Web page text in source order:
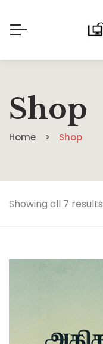
Shop
Home Shop
Showing all 7 results